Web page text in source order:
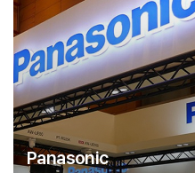
Panasonic